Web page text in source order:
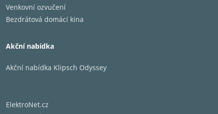
Venkovní ozvučení
Bezdrátová domácí kina
Akční nabídka
Akční nabídka Klipsch Odyssey
ElektroNet.cz